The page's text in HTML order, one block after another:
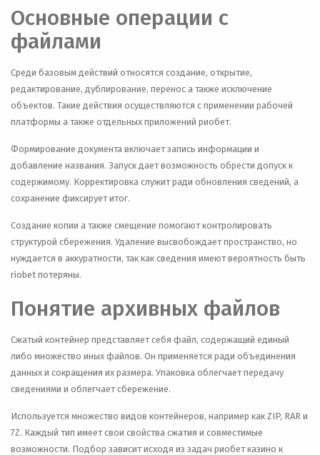
Основные операции с
файлами
Среди базовым действий относятся создание, открытие,
редактирование, дублирование, перенос а также исключение
объектов. Такие действия осуществляются с применении рабочей
платформы а также отдельных приложений риобет.
Формирование документа включает запись информации и
добавление названия. Запуск дает возможность обрести допуск к
содержимому. Корректировка служит ради обновления сведений, а
сохранение фиксирует итог.
Создание копии а также смещение помогают контролировать
структурой сбережения. Удаление высвобождает пространство, но
нуждается в аккуратности, так как сведения имеют вероятность быть
riobet потеряны.
Понятие архивных файлов
Сжатый контейнер представляет себя файл, содержащий единый
либо множество иных файлов. Он применяется ради объединения
данных и сокращения их размера. Упаковка облегчает передачу
сведениями и облегчает сбережение.
Используется множество видов контейнеров, например как ZIP, RAR и
7Z. Каждый тип имеет свои свойства сжатия и совместимые
возможности. Подбор зависит исходя из задач риобет казино к